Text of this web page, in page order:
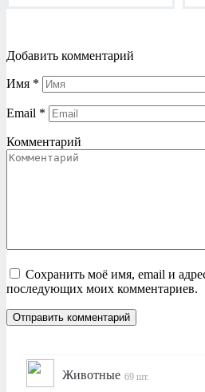
Добавить комментарий
Имя *
Email *
Комментарий
Сохранить моё имя, email и
последующих моих комментариев.
Животные 69 шт.